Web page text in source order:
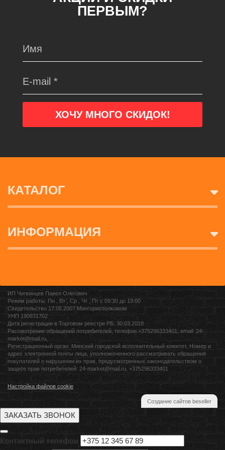
ПЕРВЫМ?
КАТАЛОГ
ИНФОРМАЦИЯ
ИП Чигвинцев Павел Олегович
Режим работы: Пн , Вт , Ср , Чт , Пт c 09:30 до 19:00
Свидетельство 17.05.2007 Мингорисполкомом
УНП 190831702
Дата регистрации в Торговом реестре РБ: 30.03.2018
Рассмотрение обращений потребителей, телефон +375296333401, email: 24-
market@mail.ru,
Регистрационный орган: Минский городской исполнительный комитет, Номер и
адрес электронной почты лица, уполномоченного рассматривать обращения
покупателей о нарушении их прав, предусмотренных законодательством о
защите прав потребителей: 24-market@mail.ru, +375296333401
Настройка файлов cookie
Создание сайтов beseller
ЗАКАЗАТЬ ЗВОНОК
Контактный телефон